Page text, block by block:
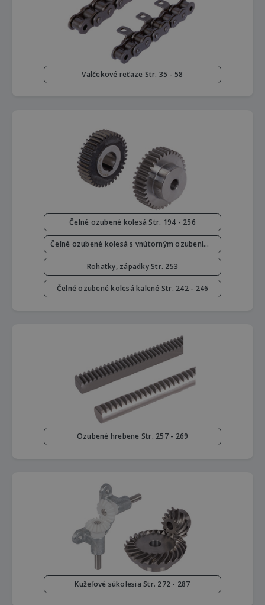
Valčekové reťaze Str. 35 - 58
Čelné ozubené kolesá Str. 194 - 256
Čelné ozubené kolesá s vnútorným ozubením Str. 252
Rohatky, západky Str. 253
Čelné ozubené kolesá kalené Str. 242 - 246
Ozubené hrebene Str. 257 - 269
Kužeľové súkolesia Str. 272 - 287